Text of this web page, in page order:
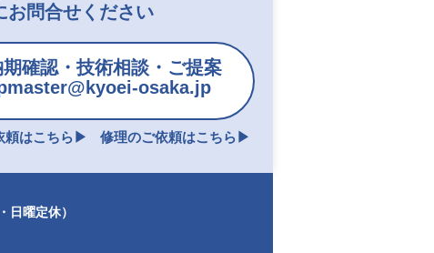
お問合せください
確認・技術相談・ご提案
osaka.jp
頼はこちら▶︎ 修理のご依頼はこちら▶︎
曜定休）